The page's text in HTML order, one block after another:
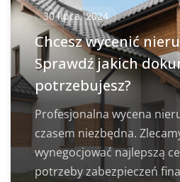
30 lipca, 2024
Chcesz wycenić
Sprawdź jakich
potrzebujesz?
Profesjonalna wycena
czasem niezbędna.
wynegocjować najlepszą
potrzeby zabezpieczeń